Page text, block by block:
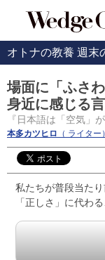
オトナの教養 週末
場面に「ふさ
身近に感じる
『日本語は「空気」
本多カツヒロ （ ライター）
私たちが普段当た
「正しさ」に代わ